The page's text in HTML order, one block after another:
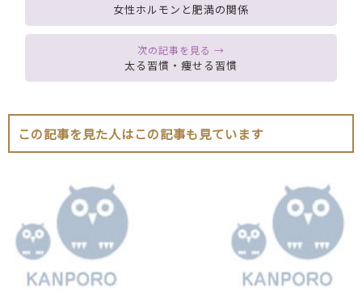
女性ホルモンと肥満の関係
太る習慣・痩せる習慣
この記事を見た人はこの記事も見ています